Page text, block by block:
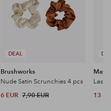
DEAL
Brushworks
Nude Satin Scrunchies 4 pcs
6 EUR 7,90 EUR 13